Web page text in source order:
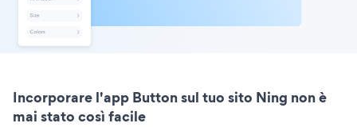
Incorporare l'app Button sul tuo sito Ning non è
mai stato così facile